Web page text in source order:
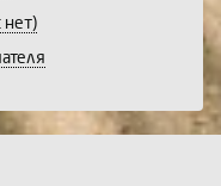
нет)